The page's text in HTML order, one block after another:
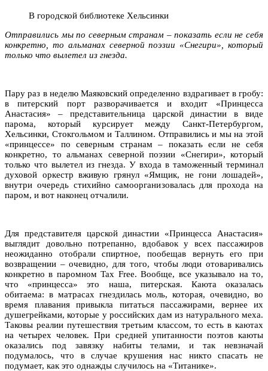
В городской библиотеке Хельсинки
Отправились мы по северным странам – показать если не себя
конкретно, то альманах северной поэзии «Снегири», который
только что вылетел из гнезда.
Пару раз в неделю Маяковский определенно вздрагивает в гробу:
в питерский порт разворачивается и входит «Принцесса
Анастасия» – представительница царской династии в виде
парома, который курсирует между Санкт-Петербургом,
Хельсинки, Стокгольмом и Таллином. Отправились и мы на этой
«принцессе» по северным странам – показать если не себя
конкретно, то альманах северной поэзии «Снегири», который
только что вылетел из гнезда. У входа в таможенный терминал
духовой оркестр вживую грянул «Ямщик, не гони лошадей»,
внутри очередь стихийно самоорганизовалась для прохода на
паром, и вот наконец отчалили.
Для представителя царской династии «Принцесса Анастасия»
выглядит довольно потрепанно, вдобавок у всех пассажиров
неожиданно отобрали спиртное, пообещав вернуть его при
возвращении – очевидно, для того, чтобы люди отоваривались
конкретно в паромном Tax Free. Вообще, все указывало на то,
что «принцесса» это наша, питерская. Каюта оказалась
обитаема: в матрасах гнездилась моль, которая, очевидно, во
время плавания привыкла питаться пассажирами, вернее их
душегрейками, которые у российских дам из натурального меха.
Таковы реалии путешествия третьим классом, то есть в каютах
на четырех человек. При средней упитанности поэтов каюты
оказались под завязку набиты телами, и так невзначай
подумалось, что в случае крушения нас никто спасать не
подумает, как это однажды случилось на «Титанике».